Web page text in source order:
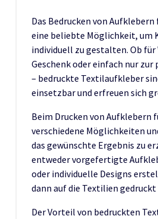
Das Bedrucken von
eine beliebte Möglichkeit, um
individuell zu gestalten. Ob für
Geschenk oder einfach nur
– bedruckte Textilaufkleber
einsetzbar und erfreuen sich
Beim Drucken von Aufklebern
verschiedene Möglichkeiten
das gewünschte Ergebnis zu
entweder vorgefertigte
oder individuelle Designs
dann auf die Textilien gedruckt
Der Vorteil von bedruckten